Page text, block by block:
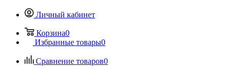
Личный кабинет
Корзина0
Избранные товары0
Сравнение товаров0